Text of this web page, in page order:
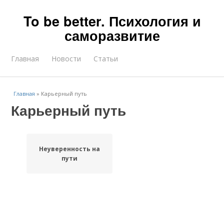
To be better. Психология и
саморазвитие
Главная Новости Статьи
Главная » Карьерный путь
Карьерный путь
Неуверенность на
пути